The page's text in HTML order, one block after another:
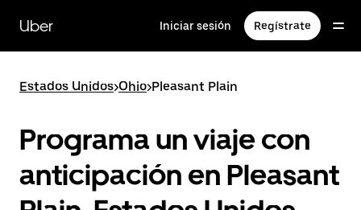
contenido
principal
Uber Iniciar sesión Regístrate
Estados Unidos>Ohio>Pleasant Plain
Programa un viaje con
anticipación en Pleasant